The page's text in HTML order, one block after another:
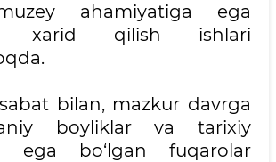
ahamiyatiga ega
xarid qilish ishlari
bilan, mazkur davrga
boyliklar va tarixiy
ega bo‘lgan fuqarolar